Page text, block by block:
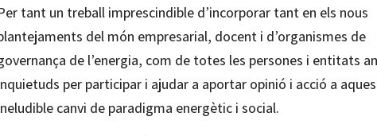
tant un treball imprescindible d’incorporar tant en els nous
del món empresarial, docent i d’organismes de
de l’energia, com de totes les persones i entitats
per participar i ajudar a aportar opinió i acció a
canvi de paradigma energètic i social.